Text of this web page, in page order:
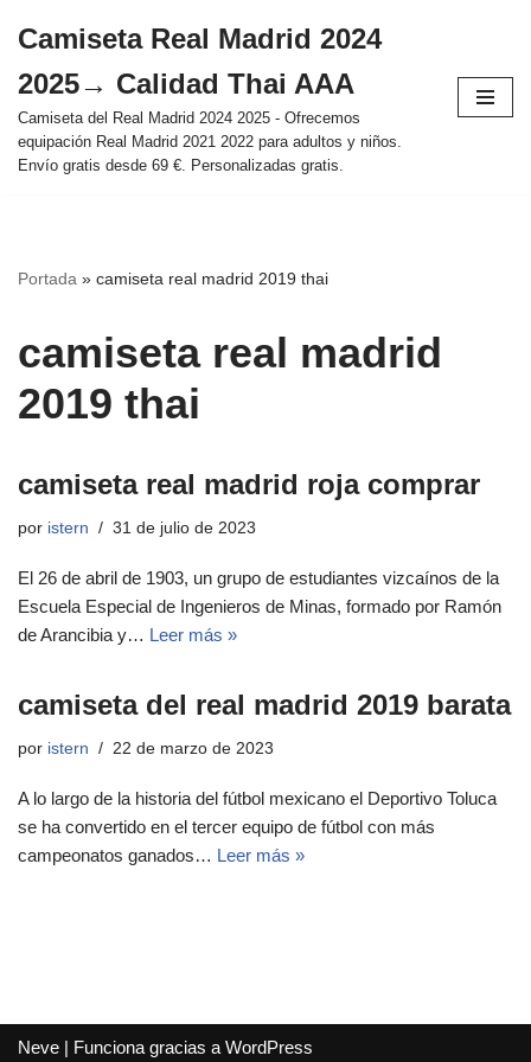
al
contenido
Camiseta Real Madrid 2024
2025→ Calidad Thai AAA
Camiseta del Real Madrid 2024 2025 - Ofrecemos
equipación Real Madrid 2021 2022 para adultos y niños.
Envío gratis desde 69 €. Personalizadas gratis.
Portada » camiseta real madrid 2019 thai
camiseta real madrid
2019 thai
camiseta real madrid roja comprar
por istern 31 de julio de 2023
El 26 de abril de 1903, un grupo de estudiantes vizcaínos de la
Escuela Especial de Ingenieros de Minas, formado por Ramón
de Arancibia y… Leer más »
camiseta del real madrid 2019 barata
por istern 22 de marzo de 2023
A lo largo de la historia del fútbol mexicano el Deportivo Toluca
se ha convertido en el tercer equipo de fútbol con más
campeonatos ganados… Leer más »
Neve | Funciona gracias a WordPress